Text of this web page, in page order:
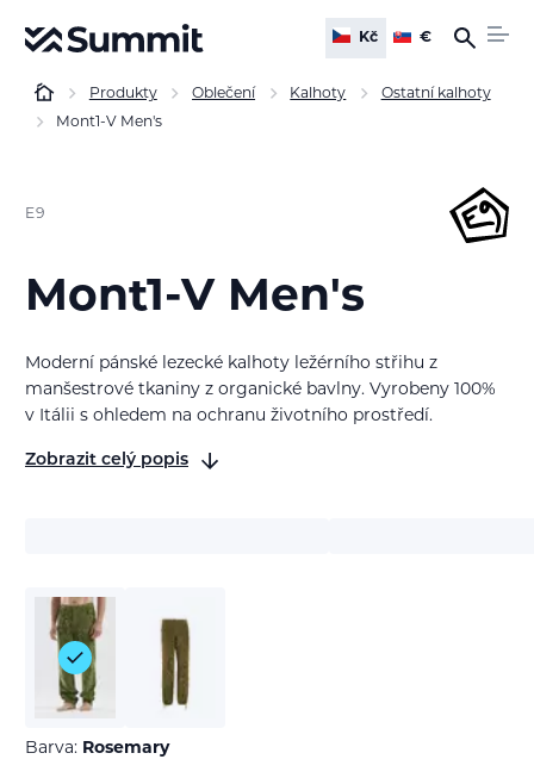
Kč €
Produkty Oblečení Kalhoty
Ostatní kalhoty
Mont1-V Men's
E9
Mont1-V Men's
Moderní pánské lezecké kalhoty ležérního střihu z
manšestrové tkaniny z organické bavlny. Vyrobeny 100%
v Itálii s ohledem na ochranu životního prostředí.
Zobrazit celý popis
Barva: Rosemary